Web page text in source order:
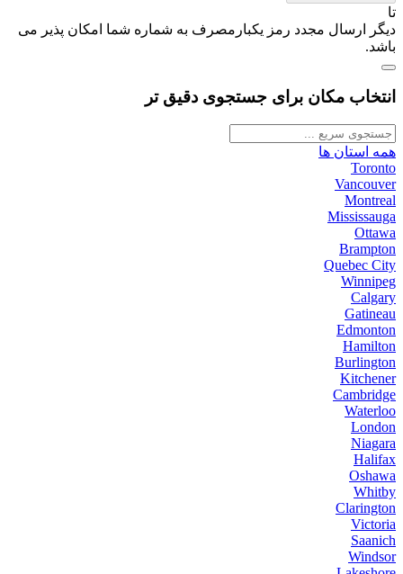
تا
دیگر ارسال مجدد رمز یکبارمصرف به شماره شما امکان پذیر می
باشد.
انتخاب مکان برای جستجوی دقیق تر
همه استان ها
Toronto
Vancouver
Montreal
Mississauga
Ottawa
Brampton
Quebec City
Winnipeg
Calgary
Gatineau
Edmonton
Hamilton
Burlington
Kitchener
Cambridge
Waterloo
London
Niagara
Halifax
Oshawa
Whitby
Clarington
Victoria
Saanich
Windsor